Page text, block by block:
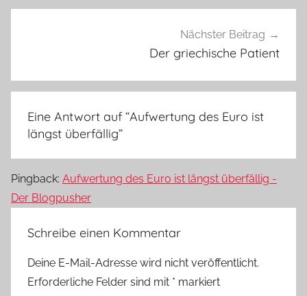
Nächster Beitrag
Der griechische Patient
Eine Antwort auf “Aufwertung des Euro ist
längst überfällig”
Pingback: Aufwertung des Euro ist längst überfällig -
Der Blogpusher
Schreibe einen Kommentar
Deine E-Mail-Adresse wird nicht veröffentlicht.
Erforderliche Felder sind mit * markiert